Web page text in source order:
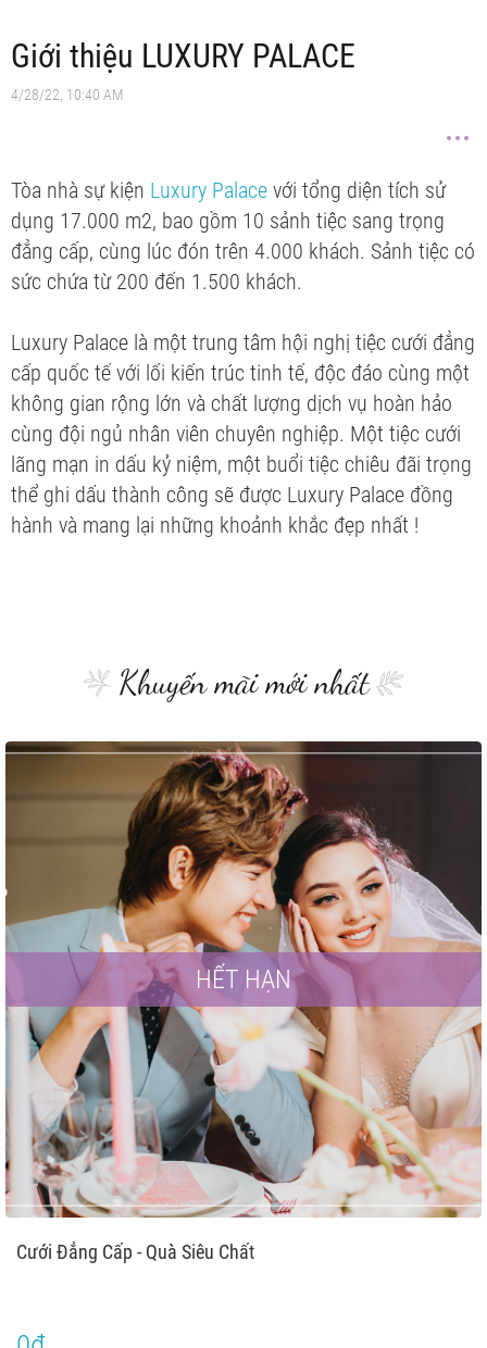
Giới thiệu LUXURY PALACE
4/28/22, 10:40 AM
Tòa nhà sự kiện Luxury Palace với tổng diện tích sử
dụng 17.000 m2, bao gồm 10 sảnh tiệc sang trọng
đẳng cấp, cùng lúc đón trên 4.000 khách. Sảnh tiệc có
sức chứa từ 200 đến 1.500 khách.
Luxury Palace là một trung tâm hội nghị tiệc cưới đẳng
cấp quốc tế với lối kiến trúc tinh tế, độc đáo cùng một
không gian rộng lớn và chất lượng dịch vụ hoàn hảo
cùng đội ngủ nhân viên chuyên nghiệp. Một tiệc cưới
lãng mạn in dấu kỷ niệm, một buổi tiệc chiêu đãi trọng
thể ghi dấu thành công sẽ được Luxury Palace đồng
hành và mang lại những khoảnh khắc đẹp nhất !
Khuyến mãi mới nhất
HẾT HẠN
Cưới Đẳng Cấp - Quà Siêu Chất